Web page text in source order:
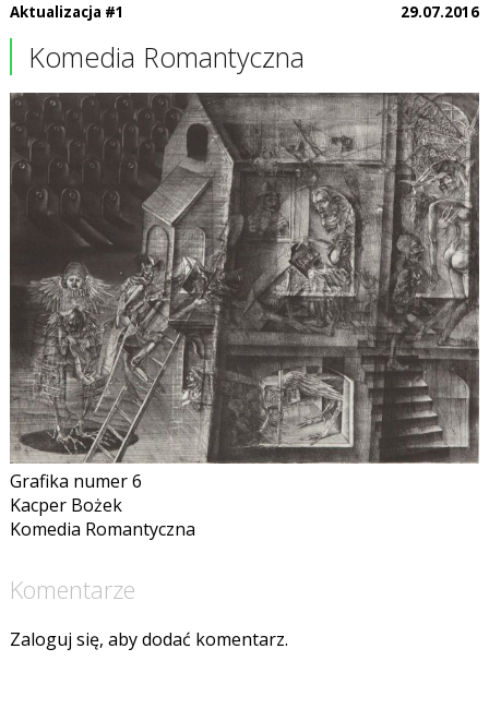
Aktualizacja #1 29.07.2016
​Komedia Romantyczna
Grafika numer 6
Kacper Bożek
Komedia Romantyczna
Komentarze
Zaloguj się, aby dodać komentarz.